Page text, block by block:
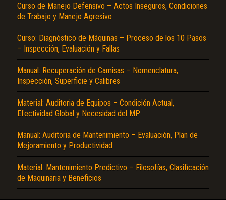
Curso de Manejo Defensivo – Actos Inseguros, Condiciones
de Trabajo y Manejo Agresivo
Curso: Diagnóstico de Máquinas – Proceso de los 10 Pasos
– Inspección, Evaluación y Fallas
Manual: Recuperación de Camisas – Nomenclatura,
Inspección, Superficie y Calibres
Material: Auditoria de Equipos – Condición Actual,
Efectividad Global y Necesidad del MP
Manual: Auditoria de Mantenimiento – Evaluación, Plan de
Mejoramiento y Productividad
Material: Mantenimiento Predictivo – Filosofías, Clasificación
de Maquinaria y Beneficios